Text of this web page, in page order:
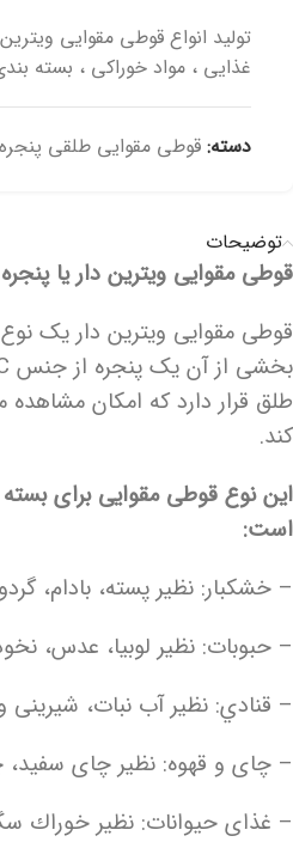
تولید انواع قوطی مقوایی
غذایی ، مواد خوراکی ، بسته
دسته: قوطی مقوایی طلقی پنجره
توضیحات
قوطی مقوایی ویترین دار یا
قوطی مقوایی ویترین دار یک
طلق قرار دارد که امکان
کند.
این نوع قوطی مقوایی برای
است:
– خشکبار: نظیر پسته، بادام،
– حبوبات: نظیر لوبيا، عدس،
– قنادي: نظیر آب نبات، شيرينى
– چاى و قهوه: نظیر چاى سفيد،
– غذای حيوانات: نظیر خوراك